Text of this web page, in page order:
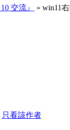
交流』
» win11
只看該作者